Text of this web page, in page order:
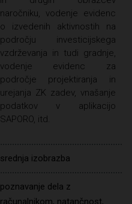
naročniku, vodenje evidenc
o izvedenih aktivnostih na
področju investicijskega
vzdrževanja in tudi gradnje,
vodenje evidenc za
področje projektiranja in
urejanja ZK zadev, vnašanje
podatkov v aplikacijo
SAPORO, itd.
srednja izobrazba
poznavanje dela z
računalnikom, natančnost,